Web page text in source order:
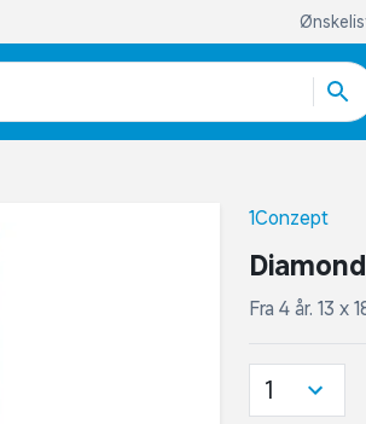
1Conzept
Fra 4 år. 13 x
1